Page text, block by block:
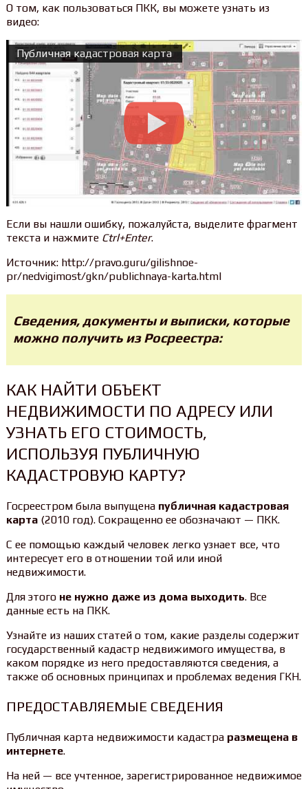
О том, как пользоваться ПКК, вы можете узнать из
видео:
Публичная кадастровая карта
Если вы нашли ошибку, пожалуйста, выделите фрагмент
текста и нажмите Ctrl+Enter.
Источник: http://pravo.guru/gilishnoe-
pr/nedvigimost/gkn/publichnaya-karta.html
Сведения, документы и выписки, которые
можно получить из Росреестра:
КАК НАЙТИ ОБЪЕКТ
НЕДВИЖИМОСТИ ПО АДРЕСУ ИЛИ
УЗНАТЬ ЕГО СТОИМОСТЬ,
ИСПОЛЬЗУЯ ПУБЛИЧНУЮ
КАДАСТРОВУЮ КАРТУ?
Госреестром была выпущена публичная кадастровая
карта(2010 год). Сокращенно ее обозначают — ПКК.
С ее помощью каждый человек легко узнает все, что
интересует его в отношении той или иной
недвижимости.
Для этого не нужно даже из дома выходить. Все
данные есть на ПКК.
Узнайте из наших статей о том, какие разделы содержит
государственный кадастр недвижимого имущества, в
каком порядке из него предоставляются сведения, а
также об основных принципах и проблемах ведения ГКН.
ПРЕДОСТАВЛЯЕМЫЕ СВЕДЕНИЯ
Публичная карта недвижимости кадастра размещена в
интернете.
На ней — все учтенное, зарегистрированное недвижимое